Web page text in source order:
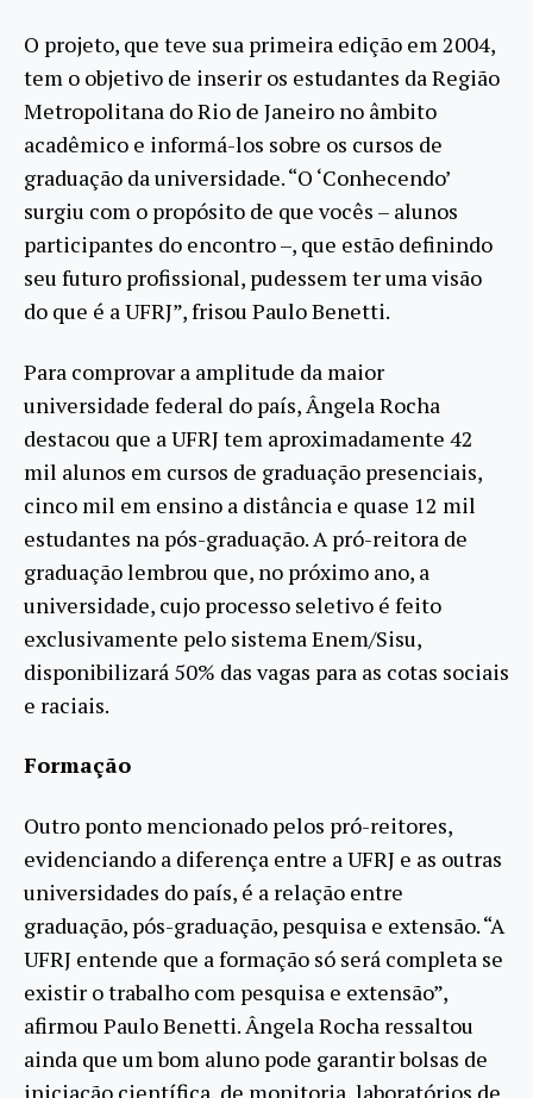
O projeto, que teve sua primeira edição em 2004,
tem o objetivo de inserir os estudantes da Região
Metropolitana do Rio de Janeiro no âmbito
acadêmico e informá-los sobre os cursos de
graduação da universidade. “O ‘Conhecendo’
surgiu com o propósito de que vocês – alunos
participantes do encontro –, que estão definindo
seu futuro profissional, pudessem ter uma visão
do que é a UFRJ”, frisou Paulo Benetti.
Para comprovar a amplitude da maior
universidade federal do país, Ângela Rocha
destacou que a UFRJ tem aproximadamente 42
mil alunos em cursos de graduação presenciais,
cinco mil em ensino a distância e quase 12 mil
estudantes na pós-graduação. A pró-reitora de
graduação lembrou que, no próximo ano, a
universidade, cujo processo seletivo é feito
exclusivamente pelo sistema Enem/Sisu,
disponibilizará 50% das vagas para as cotas sociais
e raciais.
Formação
Outro ponto mencionado pelos pró-reitores,
evidenciando a diferença entre a UFRJ e as outras
universidades do país, é a relação entre
graduação, pós-graduação, pesquisa e extensão. “A
UFRJ entende que a formação só será completa se
existir o trabalho com pesquisa e extensão”,
afirmou Paulo Benetti. Ângela Rocha ressaltou
ainda que um bom aluno pode garantir bolsas de
iniciação científica, de monitoria, laboratórios de